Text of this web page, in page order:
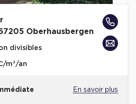
Oberhausbergen
divisibles
m²/an
En savoir plus